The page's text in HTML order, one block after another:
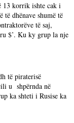
13 korrik ishte cak i
dhënave shumë të
të saj,
$’. Ku ky grup la nje
të piraterisë
u shpërnda në
ka shteti i Rusise ka